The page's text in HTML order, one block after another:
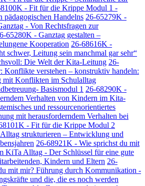
- Fit für die Krippe Modul 1 -
Handelns 26-65279K -
- Von Rechtsfragen zur
65280K - Ganztag gestalten –
Kooperation 26-68616K -
schwer, Leitung sein manchmal gar sehr“
Die Welt der Kita-Leitung 26-
Konflikte verstehen – konstruktiv handeln:
mit Konflikten im Schulalltag
Basismodul 1 26-68290K -
Verhalten von Kindern im Kita-
und ressourcenorientiertes
mit herausforderndem Verhalten bei
- Fit für die Krippe Modul 2
Alltag strukturieren – Entwicklung und
26-68921K - Wie sprichst du mit
KiTa Alltag - Der Schlüssel für eine gute
Kindern und Eltern 26-
mit mir? Führung durch Kommunikation -
und die, die es noch werden